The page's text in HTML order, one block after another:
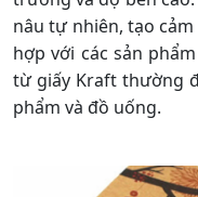
nâu tự nhiên, tạo
hợp với các sản
từ giấy Kraft thường
phẩm và đồ uống.